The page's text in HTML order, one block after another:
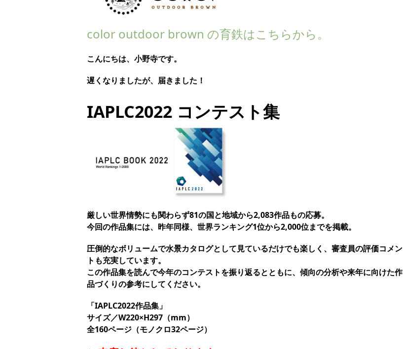
color outdoor brown の育鉄はこちらから。
こんにちは、小野寺です。
遅くなりましたが、届きました！
IAPLC2022 コンテスト集
厳しい世界情勢にも関わらず81の国と地域から2,083作品もの応募。
今回の作品集には、昨年同様、世界ランキング1位から2,000位までを掲載。
圧倒的なボリュームで水景カタログとして見ているだけでも楽しく、審査員の評価コメン
トも充実しています。
この作品集を読んで今年のコンテストを振り返るとともに、傾向の分析や来年に向けた作
品づくりの参考にしてください。
「IAPLC2022作品集」
サイズ／W220×H297（mm）
全160ページ（モノクロ32ページ）